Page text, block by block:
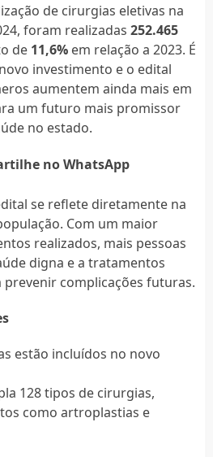
de cirurgias eletivas na
foram realizadas 252.465
de 11,6%em relação a 2023. É
investimento e o edital
aumentem ainda mais em
um futuro mais promissor
no estado.
no WhatsApp
se reflete diretamente na
Com um maior
realizados, mais pessoas
digna e a tratamentos
prevenir complicações futuras.
estão incluídos no novo
128 tipos de cirurgias,
como artroplastias e